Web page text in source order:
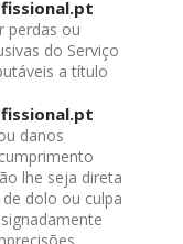
perdas ou
do Serviço
a título
danos
lhe seja direta
dolo ou culpa